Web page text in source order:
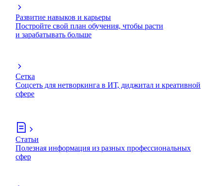
Развитие навыков и карьеры
Постройте свой план обучения, чтобы расти
и зарабатывать больше
Сетка
Соцсеть для нетворкинга в ИТ, диджитал и креативной
сфере
Статьи
Полезная информация из разных профессиональных
сфер